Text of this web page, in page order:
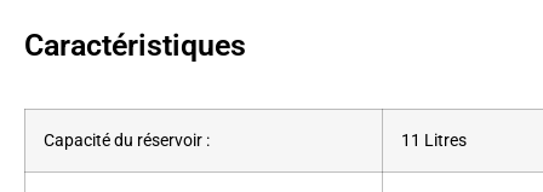
Caractéristiques
Capacité du réservoir : 11 Litres